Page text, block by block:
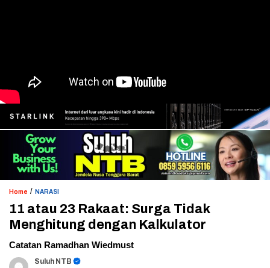
Home / NARASI
11 atau 23 Rakaat: Surga Tidak
Menghitung dengan Kalkulator
Catatan Ramadhan Wiedmust
Suluh NTB